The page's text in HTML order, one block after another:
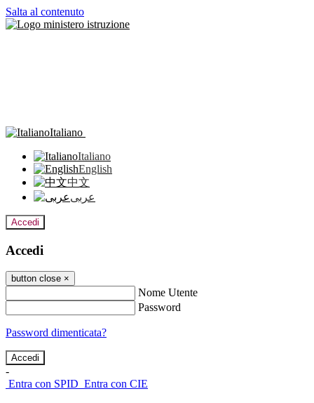
Salta al contenuto
Italiano
Italiano
English
中文
عربى
Accedi
Accedi
button close ×
Nome Utente
Password
Password dimenticata?
-
Entra con SPID Entra con CIE